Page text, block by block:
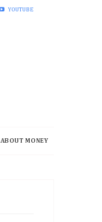
YOUTUBE
ABOUT MONEY